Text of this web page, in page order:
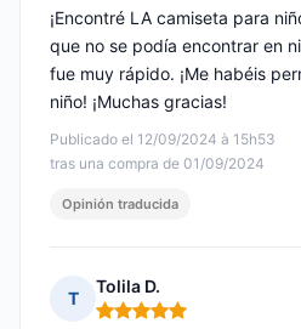
Publicado el 12/09/2024 à 15h53
tras una compra de 01/09/2024
¡Encontré LA camiseta para
que no se podía encontrar en
fue muy rápido. ¡Me habéis
niño! ¡Muchas gracias!
Opinión traducida
T
Tolila D.
Nota: 5 de 5